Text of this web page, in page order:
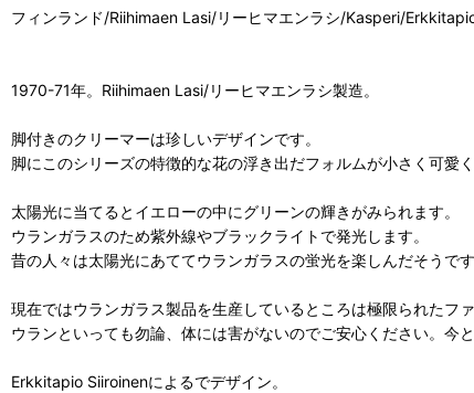
フィンランド/Riihimaen Lasi/リーヒマエンラシ/Kasperi/
1970-71年。Riihimaen Lasi/リーヒマエンラシ製造。
脚付きのクリーマーは珍しいデザインです。
脚にこのシリーズの特徴的な花の浮き出だフォルムが小さく可愛く
太陽光に当てるとイエローの中にグリーンの輝きがみられます。
ウランガラスのため紫外線やブラックライトで発光します。
昔の人々は太陽光にあててウランガラスの蛍光を楽しんだそうです
現在ではウランガラス製品を生産しているところは極限られたフ
ウランといっても勿論、体には害がないのでご安心ください。今
Erkkitapio Siiroinenによるでデザイン。